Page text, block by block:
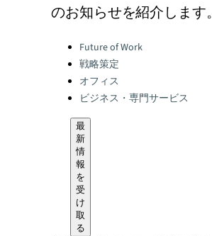
のお知らせを紹介します。
Categories:Future of Work
戦略策定
オフィス
ビジネス・専門サービス
最
新
情
報
を
受
け
取
る